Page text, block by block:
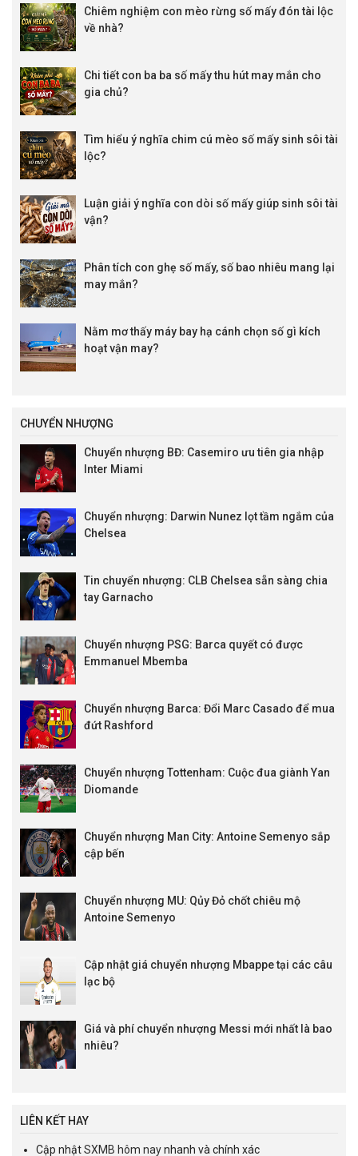
Chiêm nghiệm con mèo rừng số mấy đón tài lộc
về nhà?
Chi tiết con ba ba số mấy thu hút may mắn cho
gia chủ?
Tìm hiểu ý nghĩa chim cú mèo số mấy sinh sôi tài
lộc?
Luận giải ý nghĩa con dòi số mấy giúp sinh sôi tài
vận?
Phân tích con ghẹ số mấy, số bao nhiêu mang lại
may mắn?
Nằm mơ thấy máy bay hạ cánh chọn số gì kích
hoạt vận may?
CHUYỂN NHƯỢNG
Chuyển nhượng BĐ: Casemiro ưu tiên gia nhập
Inter Miami
Chuyển nhượng: Darwin Nunez lọt tầm ngắm của
Chelsea
Tin chuyển nhượng: CLB Chelsea sẵn sàng chia
tay Garnacho
Chuyển nhượng PSG: Barca quyết có được
Emmanuel Mbemba
Chuyển nhượng Barca: Đổi Marc Casado để mua
đứt Rashford
Chuyển nhượng Tottenham: Cuộc đua giành Yan
Diomande
Chuyển nhượng Man City: Antoine Semenyo sắp
cập bến
Chuyển nhượng MU: Qủy Đỏ chốt chiêu mộ
Antoine Semenyo
Cập nhật giá chuyển nhượng Mbappe tại các câu
lạc bộ
Giá và phí chuyển nhượng Messi mới nhất là bao
nhiêu?
LIÊN KẾT HAY
Cập nhậtSXMB hôm naynhanh và chính xác